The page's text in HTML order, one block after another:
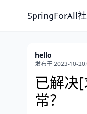
SpringForAll
hello
发布于 2023-10-20/
已解决
常？